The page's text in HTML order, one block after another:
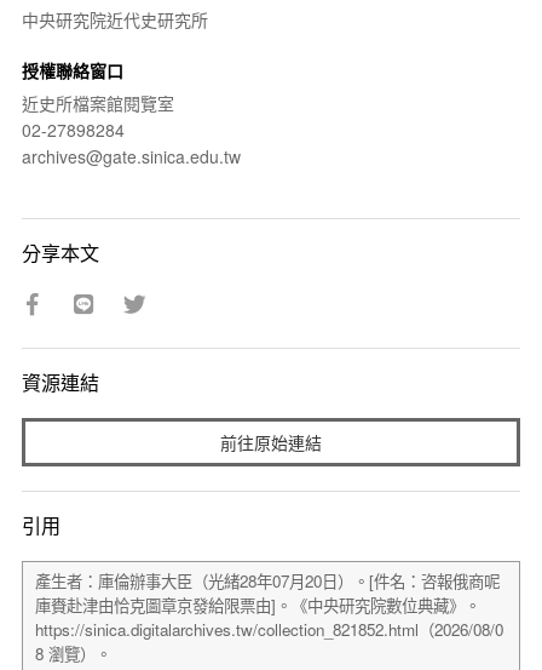
中央研究院近代史研究所
授權聯絡窗口
近史所檔案館閱覽室
02-27898284
archives@gate.sinica.edu.tw
分享本文
資源連結
前往原始連結
引用